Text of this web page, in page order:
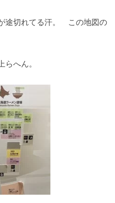
途切れてる汗。 この地図の
へん。